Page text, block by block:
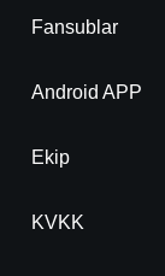
Fansublar
Android APP
Ekip
KVKK